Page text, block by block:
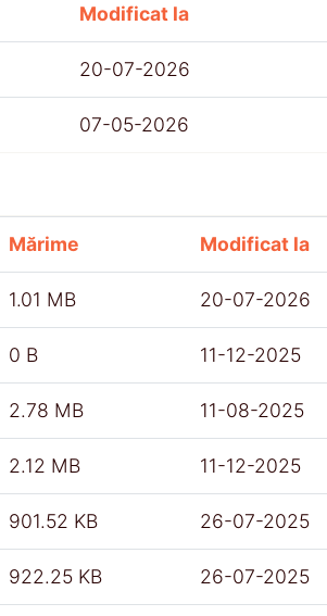
Modificat la
20-07-2026
07-05-2026
Mărime Modificat la
1.01 MB 20-07-2026
0 B 11-12-2025
2.78 MB 11-08-2025
2.12 MB 11-12-2025
901.52 KB 26-07-2025
922.25 KB 26-07-2025